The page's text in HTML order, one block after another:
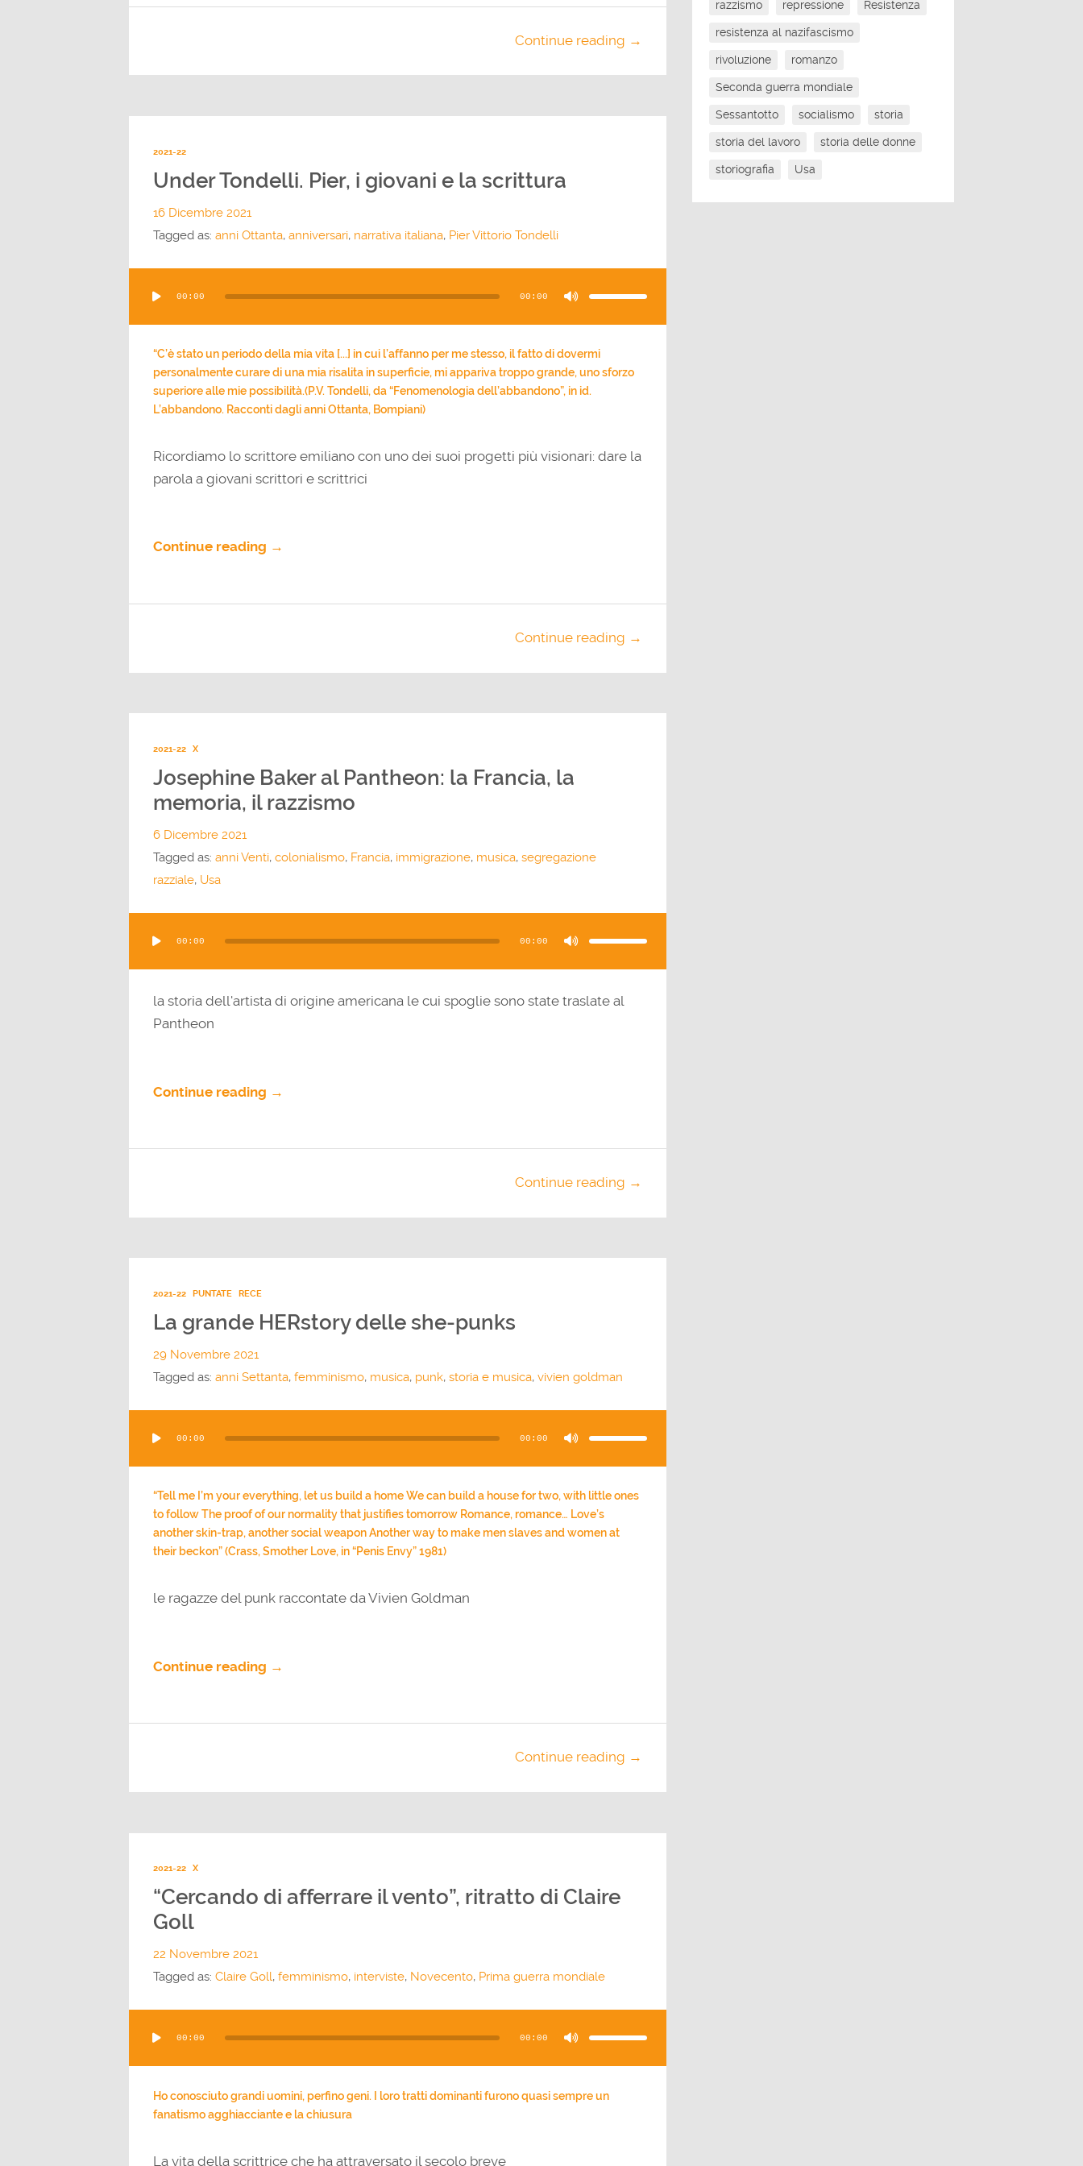
Continue reading →
2021-22
Under Tondelli. Pier, i giovani e la scrittura
16 Dicembre 2021
Tagged as: anni Ottanta, anniversari, narrativa italiana, Pier Vittorio Tondelli
Player
00:00 00:00
freccia
aumentare
il
volume.
“C’è stato un periodo della mia vita [...] in cui l’affanno per me stesso, il fatto di dovermi
personalmente curare di una mia risalita in superficie, mi appariva troppo grande, uno sforzo
superiore alle mie possibilità.(P.V. Tondelli, da “Fenomenologia dell’abbandono”, in id.
L’abbandono. Racconti dagli anni Ottanta, Bompiani)
Ricordiamo lo scrittore emiliano con uno dei suoi progetti più visionari: dare la
parola a giovani scrittori e scrittrici
Continue reading →
Continue reading →
2021-22 X
Josephine Baker al Pantheon: la Francia, la
memoria, il razzismo
6 Dicembre 2021
Tagged as: anni Venti, colonialismo, Francia, immigrazione, musica, segregazione
razziale, Usa
Player
00:00 00:00
freccia
aumentare
il
volume.
la storia dell'artista di origine americana le cui spoglie sono state traslate al
Pantheon
Continue reading →
Continue reading →
2021-22 PUNTATE RECE
La grande HERstory delle she-punks
29 Novembre 2021
Tagged as: anni Settanta, femminismo, musica, punk, storia e musica, vivien goldman
Player
00:00 00:00
freccia
aumentare
il
“Tell me I’m your everything, let us build a home We can build a house for two, with little ones
to follow The proof of our normality that justifies tomorrow Romance, romance… Love’s
another skin-trap, another social weapon Another way to make men slaves and women at
their beckon” (Crass, Smother Love, in “Penis Envy” 1981)
le ragazze del punk raccontate da Vivien Goldman
Continue reading →
Continue reading →
2021-22 X
“Cercando di afferrare il vento”, ritratto di Claire
Goll
22 Novembre 2021
Tagged as: Claire Goll, femminismo, interviste, Novecento, Prima guerra mondiale
Player
00:00 00:00
freccia
aumentare
il
volume.
Ho conosciuto grandi uomini, perfino geni. I loro tratti dominanti furono quasi sempre un
fanatismo agghiacciante e la chiusura
La vita della scrittrice che ha attraversato il secolo breve
razzismo repressione Resistenza
resistenza al nazifascismo
rivoluzione romanzo
Seconda guerra mondiale
Sessantotto socialismo storia
storia del lavoro storia delle donne
storiografia Usa